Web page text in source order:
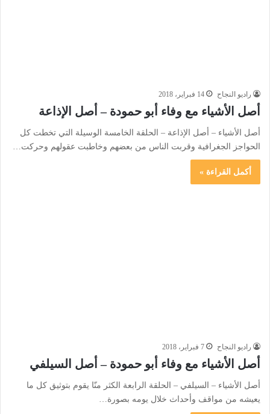
راديو النجاح 14 فبراير، 2018
أصل الأشياء مع وفاء أبو حمودة – أصل الإذاعة
أصل الأشياء – أصل الإذاعة – الحلقة الخامسة الوسيلة التي تخطت كل
الحواجز الجغرافية وقربت الناس من بعضهم وخاطبت عقولهم وحركت…
أكمل القراءة »
راديو النجاح 7 فبراير، 2018
أصل الأشياء مع وفاء أبو حمودة – أصل السيلفي
أصل الأشياء – السيلفي – الحلقة الرابعة الكثر منّا يقوم بتوثيق كل ما
يعيشه من مواقف وأحداث خلال يومه بصورة…